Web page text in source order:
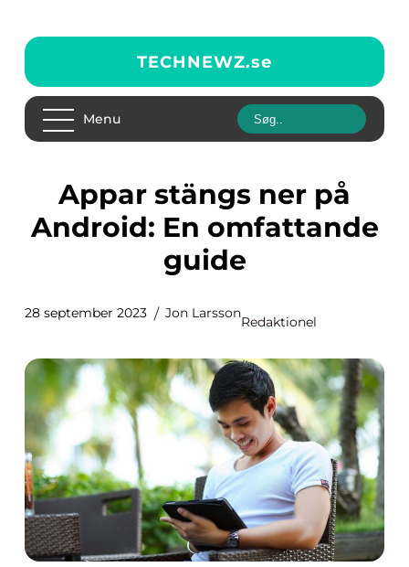
TECHNEWZ.se
Menu
Appar stängs ner på
Android: En omfattande
guide
28 september 2023 Jon Larsson
Redaktionel